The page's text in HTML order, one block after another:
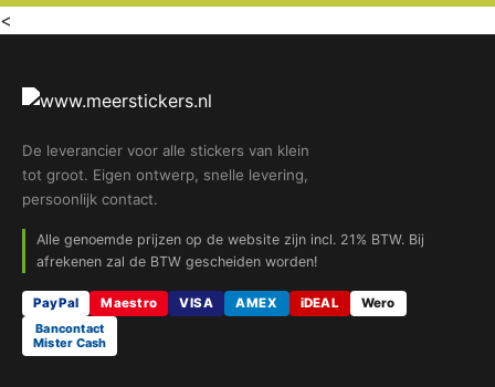
<
De leverancier voor alle stickers van klein
tot groot. Eigen ontwerp, snelle levering,
persoonlijk contact.
Alle genoemde prijzen op de website zijn incl. 21% BTW. Bij
afrekenen zal de BTW gescheiden worden!
PayPal Maestro VISA AMEX iDEAL
Wero
Bancontact
Mister Cash